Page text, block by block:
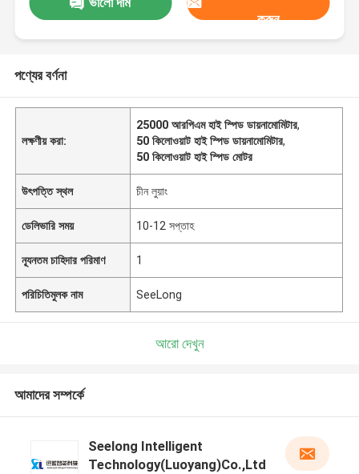
করুন
পণ্যের বর্ণনা
লক্ষণীয় করা:
25000 আরপিএম হাই স্পিড ডায়নামোমিটার,
50 কিলোওয়াট হাই স্পিড ডায়নামোমিটার,
50 কিলোওয়াট হাই স্পিড মোটর
উৎপত্তি স্থল চীন লুয়াং
ডেলিভারি সময় 10-12 সপ্তাহ
ন্যূনতম চাহিদার পরিমাণ 1
পরিচিতিমুলক নাম SeeLong
আরো দেখুন
আমাদের সম্পর্কে
Seelong Intelligent
Technology(Luoyang)Co.,Ltd